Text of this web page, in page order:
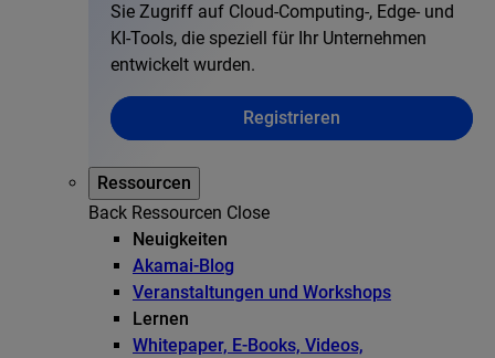
Sie Zugriff auf Cloud-Computing-, Edge- und
KI-Tools, die speziell für Ihr Unternehmen
entwickelt wurden.
Registrieren
Ressourcen
Back Ressourcen Close
Neuigkeiten
Akamai-Blog
Veranstaltungen und Workshops
Lernen
Whitepaper, E-Books, Videos,